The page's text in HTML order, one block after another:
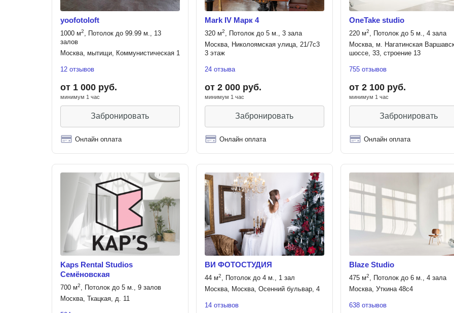
yoofotoloft
1000 м2, Потолок до 99.99 м., 13
залов
Москва, мытищи, Коммунистическая 1
12 отзывов
от 1 000 руб.
минимум 1 час
Забронировать
Онлайн оплата
Mark IV Марк 4
320 м2, Потолок до 5 м., 3 зала
Москва, Николоямская улица, 21/7с3
3 этаж
24 отзыва
от 2 000 руб.
минимум 1 час
Забронировать
Онлайн оплата
OneTake studio
220 м2, Потолок до 5 м., 4 зала
Москва, м. Нагатинская
шоссе, 33, строение 13
755 отзывов
от 2 100 руб.
минимум 1 час
Забронировать
Онлайн оплата
Kaps Rental Studios
Семёновская
700 м2, Потолок до 5 м., 9 залов
Москва, Ткацкая, д. 11
ВИ ФОТОСТУДИЯ
44 м2, Потолок до 4 м., 1 зал
Москва, Москва, Осенний бульвар, 4
14 отзывов
Blaze Studio
475 м2, Потолок до 6 м., 4 зала
Москва, Уткина 48с4
638 отзывов